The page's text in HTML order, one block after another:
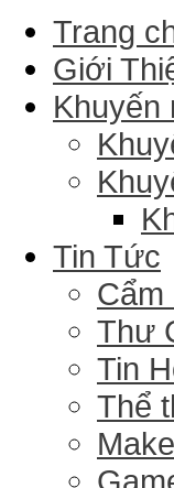
Trang
Giới
Khuyến
Tin Tức
Cẩm
Thư
Tin
Thể